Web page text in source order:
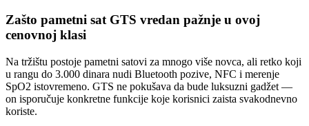
Zašto pametni sat GTS vredan pažnje u ovoj
cenovnoj klasi
Na tržištu postoje pametni satovi za mnogo više novca, ali retko koji
u rangu do 3.000 dinara nudi Bluetooth pozive, NFC i merenje
SpO2 istovremeno. GTS ne pokušava da bude luksuzni gadžet —
on isporučuje konkretne funkcije koje korisnici zaista svakodnevno
koriste.